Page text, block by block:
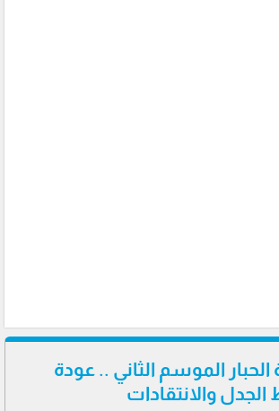
الموسم الثاني .. عودة
والانتقادات